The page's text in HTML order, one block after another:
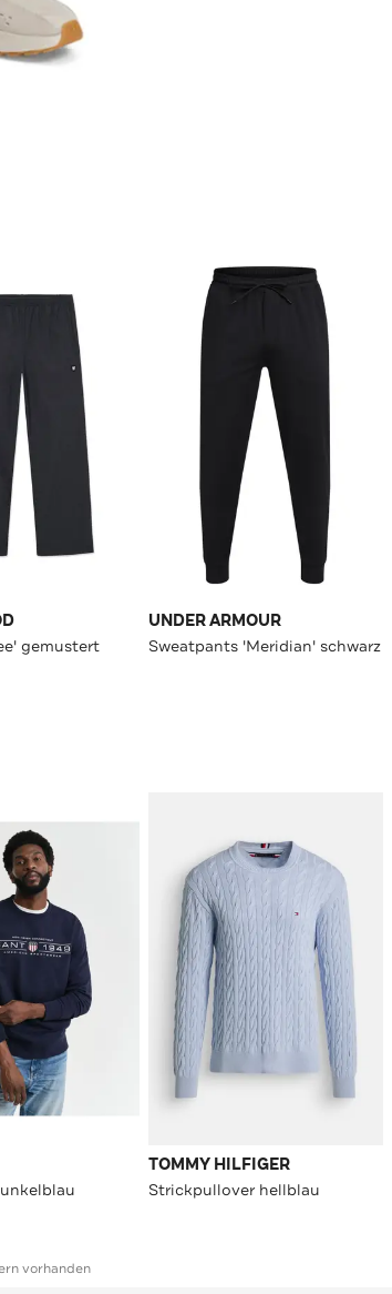
gemustert
UNDER ARMOUR
Sweatpants 'Meridian' schwarz
TOMMY HILFIGER
Strickpullover hellblau
vorhanden